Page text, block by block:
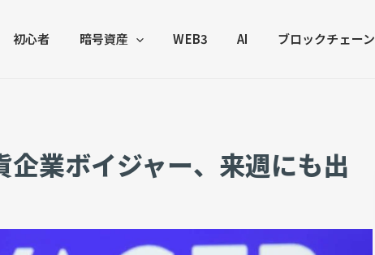
初心者 暗号資産 WEB3 AI ブロックチェーン
業ボイジャー、来週にも出